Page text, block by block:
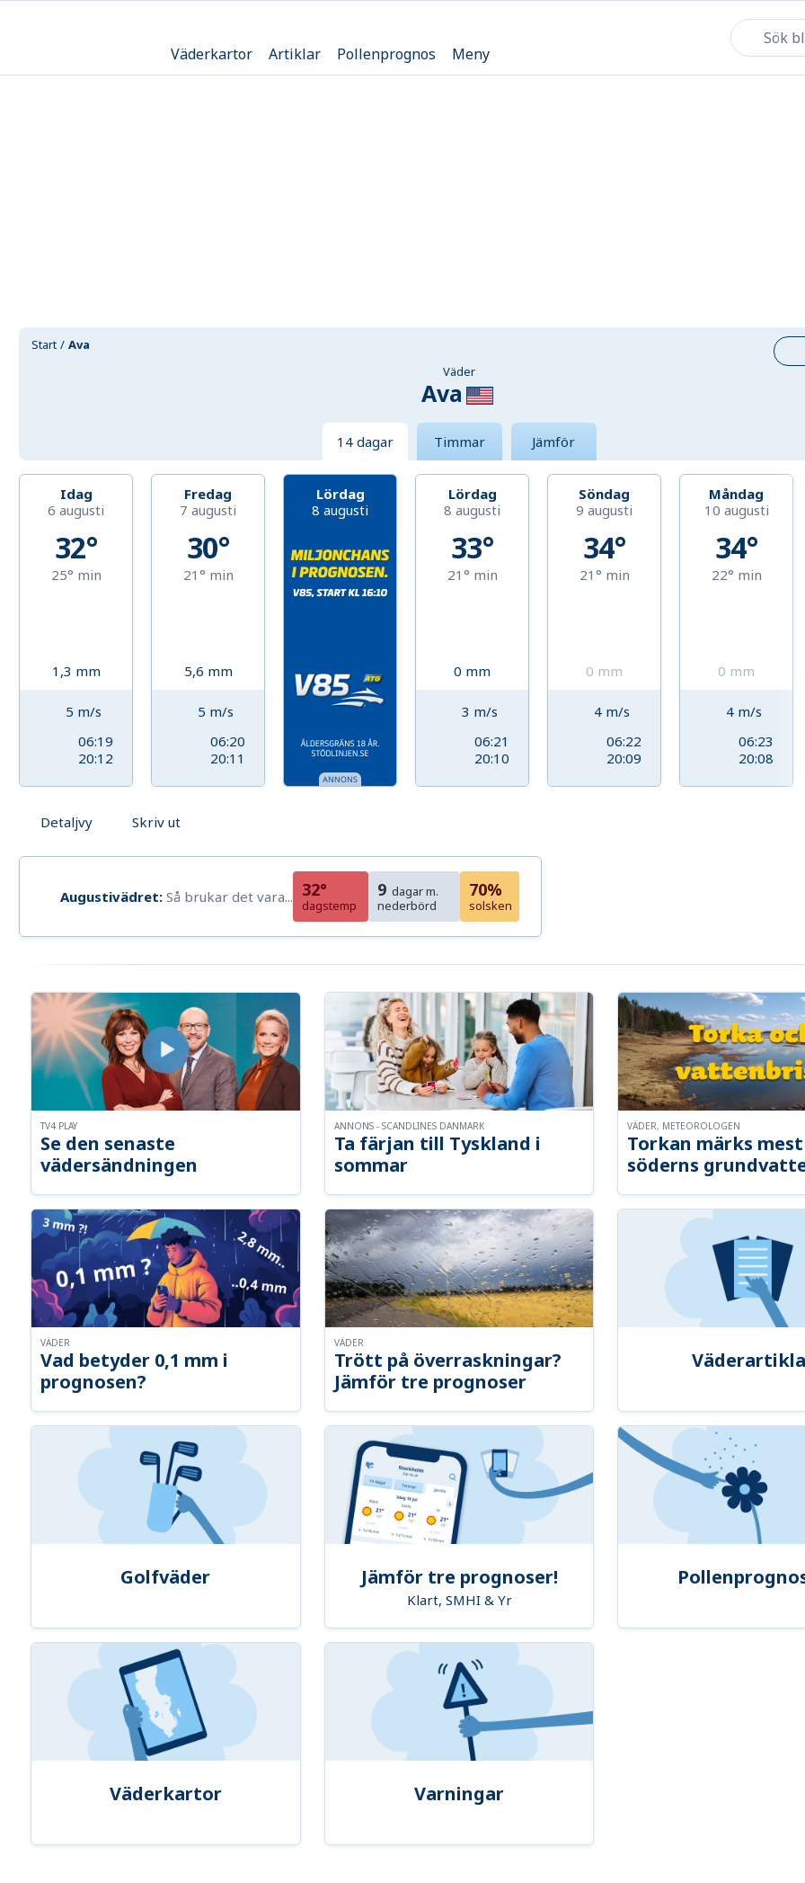
Väderkartor Artiklar Pollenprognos Meny
Start
Ava
Väder
Ava
14 dagar Timmar Jämför
Idag
6 augusti
32°
25° min
1,3 mm
5 m/s
06:19
20:12
Fredag
7 augusti
30°
21° min
5,6 mm
5 m/s
06:20
20:11
Lördag
8 augusti
Lördag
8 augusti
33°
21° min
0 mm
3 m/s
06:21
20:10
Söndag
9 augusti
34°
21° min
0 mm
4 m/s
06:22
20:09
Måndag
10 augusti
34°
22° min
0 mm
4 m/s
06:23
20:08
Detaljvy Skriv ut
Augustivädret: Så brukar det vara... 32°
dagstemp
9 dagar m.
nederbörd
70%
solsken
Se den senaste
vädersändningen
TV4 PLAY
Ta färjan till Tyskland i
sommar
ANNONS - SCANDLINES DANMARK
Torkan märks
söderns
VÄDER, METEOROLOGEN
Vad betyder 0,1 mm i
prognosen?
VÄDER
Trött på överraskningar?
Jämför tre prognoser
VÄDER
Golfväder Jämför tre prognoser!
Klart, SMHI & Yr
Väderkartor Varningar